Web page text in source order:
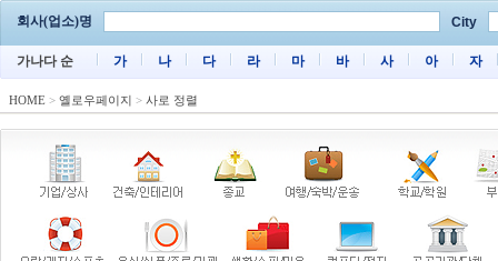
회사(업소)명 City
가나다 순 가 나 다 라 마 바 사 아 자
HOME > 옐로우페이지 > 사로 정렬